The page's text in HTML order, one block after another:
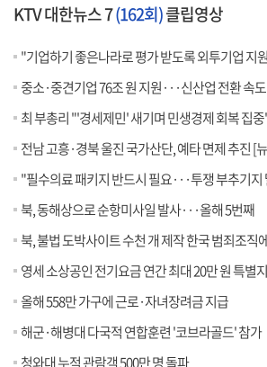
KTV 대한뉴스 7(162회)클립영상
"기업하기 좋은나라로 평가 받도록 외투기업 지
중소·중견기업 76조 원 지원···신산업 전환 속도
최 부총리 "'경세제민' 새기며 민생경제 회복 집
전남 고흥·경북 울진 국가산단, 예타 면제 추진 [
"필수의료 패키지 반드시 필요···투쟁 부추기지
북, 동해상으로 순항미사일 발사···올해 5번째
북, 불법 도박사이트 수천 개 제작 한국 범죄조직
영세 소상공인 전기요금 연간 최대 20만 원 특별지원 [정
올해 558만 가구에 근로·자녀장려금 지급
해군·해병대 다국적 연합훈련 '코브라골드' 참가
청와대 누적 관람객 500만 명 돌파